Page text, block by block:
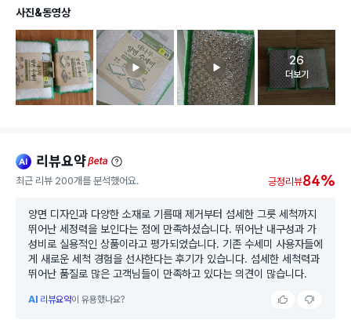
사진&동영상
고객 리뷰
26
더보기
ai 리뷰요약beta
최근 리뷰 200개를 분석했어요. 긍정리뷰84%
양면 디자인과 다양한 소재로 기름때 제거부터 섬세한 그릇 세척까지
뛰어난 세정력을 보인다는 점에 만족하셨습니다. 뛰어난 내구성과 가
성비로 실용적인 상품이라고 평가되었습니다. 기존 수세미 사용자들에
게 새로운 세척 경험을 선사한다는 후기가 있습니다. 섬세한 세척력과
뛰어난 품질로 많은 고객님들이 만족하고 있다는 의견이 많습니다.
AI 리뷰요약이 유용했나요?